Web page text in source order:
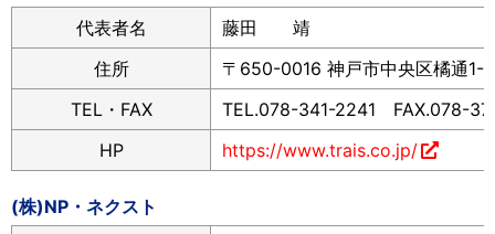
代表者名
藤田 靖
住所
〒650-0016 神戸市中央区橘通1-
TEL・FAX
TEL.078-341-2241 FAX.078-
HP
https://www.trais.co.jp/
(株)NP・ネクスト